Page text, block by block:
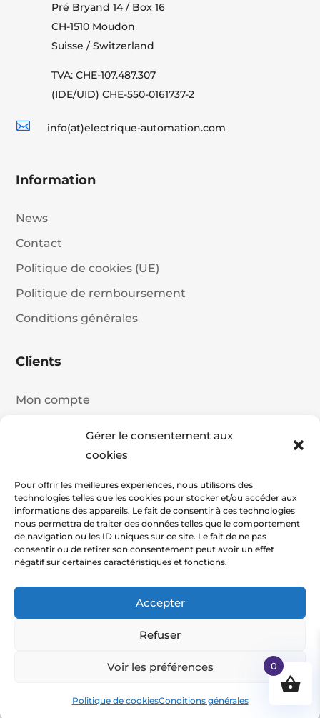
Gérer le consentement aux
cookies
Pour offrir les meilleures expériences, nous utilisons des
technologies telles que les cookies pour stocker et/ou accéder aux
informations des appareils. Le fait de consentir à ces technologies
nous permettra de traiter des données telles que le comportement
de navigation ou les ID uniques sur ce site. Le fait de ne pas
consentir ou de retirer son consentement peut avoir un effet
négatif sur certaines caractéristiques et fonctions.
Accepter
Refuser
Voir les préférences
Politique de cookiesConditions générales
Pré Bryand 14 / Box 16
CH-1510 Moudon
Suisse / Switzerland
TVA: CHE-107.487.307
(IDE/UID) CHE-550-0161737-2
 info(at)electrique-automation.com
Information
News
Contact
Politique de cookies (UE)
Politique de remboursement
Conditions générales
Clients
Mon compte
Historique de commande
Commander
2026 Copyright Pasatech - By STX Web
0